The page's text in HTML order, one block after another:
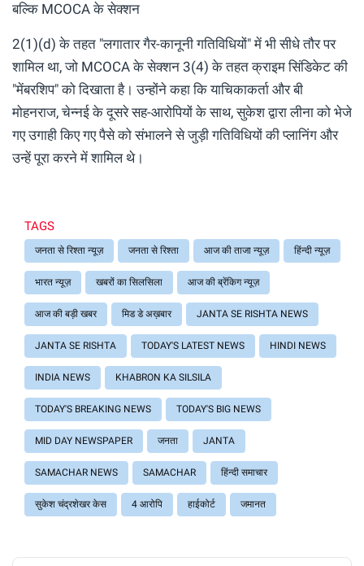
बल्कि MCOCA के सेक्शन
2(1)(d) के तहत "लगातार गैर-कानूनी गतिविधियों" में भी सीधे तौर पर
शामिल था, जो MCOCA के सेक्शन 3(4) के तहत क्राइम सिंडिकेट की
"मेंबरशिप" को दिखाता है। उन्होंने कहा कि याचिकाकर्ता और बी
मोहनराज, चेन्नई के दूसरे सह-आरोपियों के साथ, सुकेश द्वारा लीना को भेजे
गए उगाही किए गए पैसे को संभालने से जुड़ी गतिविधियों की प्लानिंग और
उन्हें पूरा करने में शामिल थे।
TAGS
जनता से रिश्ता न्यूज़ जनता से रिश्ता आज की ताजा न्यूज़ हिंन्दी न्यूज़
भारत न्यूज़ खबरों का सिलसिला आज की ब्रेंकिग न्यूज़
आज की बड़ी खबर मिड डे अख़बार JANTA SE RISHTA NEWS
JANTA SE RISHTA TODAY'S LATEST NEWS HINDI NEWS
INDIA NEWS KHABRON KA SILSILA
TODAY'S BREAKING NEWS TODAY'S BIG NEWS
MID DAY NEWSPAPER जनता JANTA
SAMACHAR NEWS SAMACHAR हिंन्दी समाचार
सुकेश चंद्रशेखर केस 4 आरोपि हाईकोर्ट जमानत